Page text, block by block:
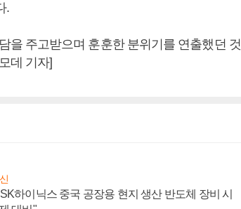
.
을 주고받으며 훈훈한 분위기를 연출했던 것
데 기자]
하이닉스 중국 공장용 현지 생산 반도체 장비 시